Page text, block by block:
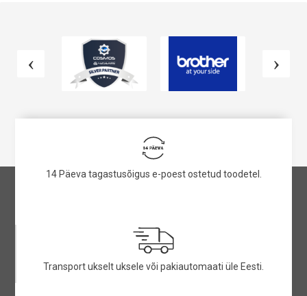
14 Päeva tagastusõigus e-poest ostetud toodetel.
Transport ukselt uksele või pakiautomaati üle Eesti.